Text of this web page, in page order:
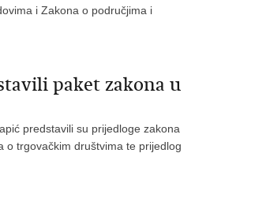
i Zakona o područjima i
paket zakona u
predstavili su prijedloge zakona
o trgovačkim društvima te prijedlog